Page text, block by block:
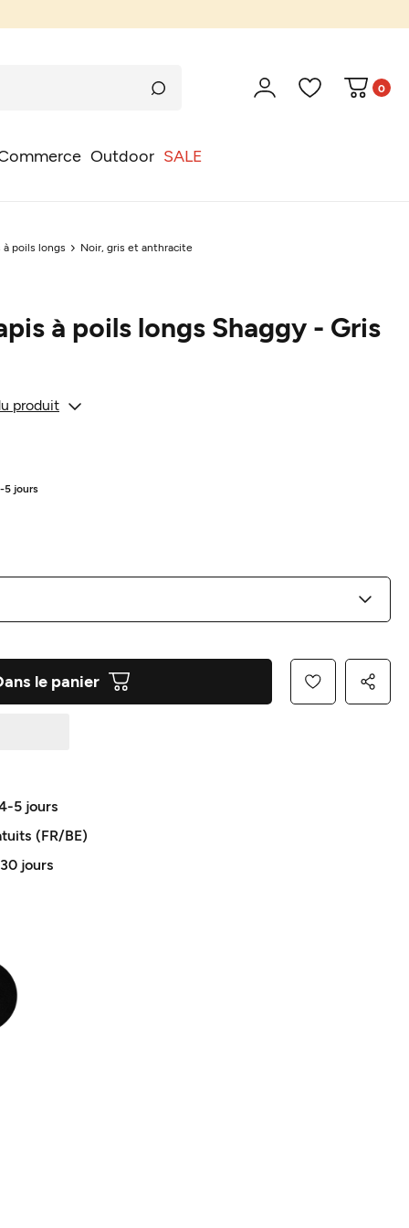
Outdoor SALE
0
à poils longs Noir, gris et anthracite
à poils longs Shaggy - Gris
produit
5 jours
le panier
5 jours
(FR/BE)
jours